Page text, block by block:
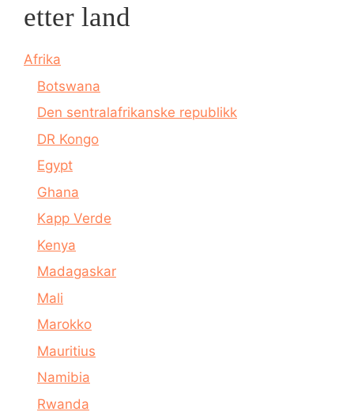
etter land
Afrika
Botswana
Den sentralafrikanske republikk
DR Kongo
Egypt
Ghana
Kapp Verde
Kenya
Madagaskar
Mali
Marokko
Mauritius
Namibia
Rwanda